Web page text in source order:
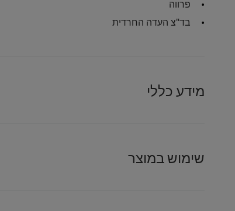
פרווה
בד"צ העדה החרדית
מידע כללי
שימוש במוצר